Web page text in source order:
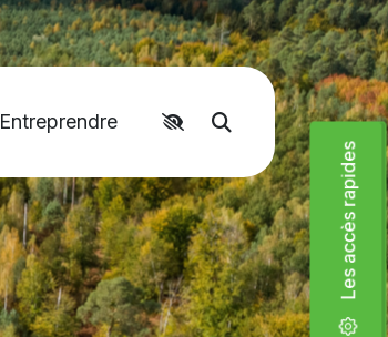
Moteur de
Entreprendre
Les accès rapides
Accéder aux liens rapides